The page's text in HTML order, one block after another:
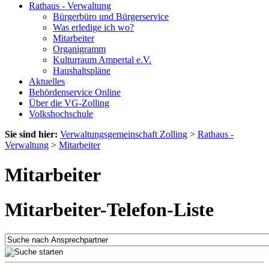
Rathaus - Verwaltung
Bürgerbüro und Bürgerservice
Was erledige ich wo?
Mitarbeiter
Organigramm
Kulturraum Ampertal e.V.
Haushaltspläne
Aktuelles
Behördenservice Online
Über die VG-Zolling
Volkshochschule
Sie sind hier: Verwaltungsgemeinschaft Zolling > Rathaus -
Verwaltung > Mitarbeiter
Mitarbeiter
Mitarbeiter-Telefon-Liste